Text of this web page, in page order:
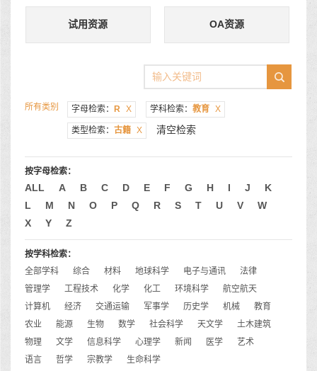
试用资源 OA资源
所有类别 字母检索： R X 学科检索： 教育 X
类型检索： 古籍 X 清空检索
按字母检索：
ALL A B C D E F G H I J
K
L
M N O P Q R S T U V
W
X
Y Z
按学科检索：
全部学科
综合 材料 地球科学 电子与通讯
法律
管理学
工程技术 化学 化工 环境科学
航空航天
计算机
经济 交通运输 军事学 历史学 机械
教育
农业
能源 生物 数学 社会科学 天文学
土木建筑
物理
文学 信息科学 心理学 新闻 医学
艺术
语言
哲学 宗教学 生命科学